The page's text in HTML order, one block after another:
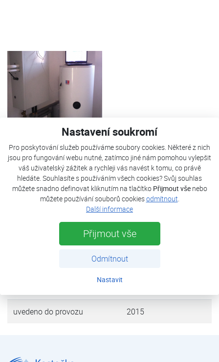
Nastavení soukromí
Pro poskytování služeb používáme soubory cookies. Některé z nich
jsou pro fungování webu nutné, zatímco jiné nám pomohou vylepšit
váš uživatelský zážitek a rychleji vás navést k tomu, co právě
hledáte. Souhlasíte s používáním všech cookies? Svůj souhlas
můžete snadno definovat kliknutím na tlačítko Přijmout všenebo
můžete používání souborů cookiesodmítnout
Další informace
Přijmout vše
Odmítnout
Nastavit
Tepelné čerpadlo FUJI Kaiteki 14T je použito pro vytápění
rodinného domu a ohřevu teplé užitkové vody. Jako
bivalentní zdroj slouží elektrokotel instalovaný v tepelném
čerpadle.
tepelná ztráta objektu 13 kW
FUJI Kaiteki 14T
14 kW
uvedeno do provozu 2015